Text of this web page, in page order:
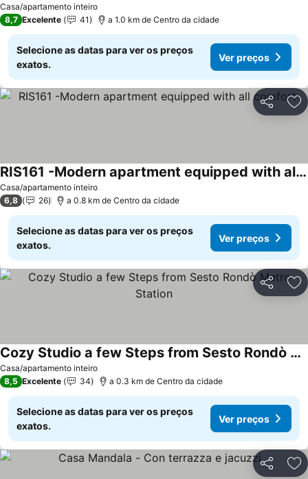
Casa/apartamento inteiro
8,7 Excelente 41 a 1.0 km de Centro da cidade
Selecione as datas para ver os preços
exatos.
Ver preços
Partilhar
Casa/apartamento inteiro
RIS161 -Modern apartment equipped with all comfort-
6,8 26 a 0.8 km de Centro da cidade
Selecione as datas para ver os preços
exatos.
Ver preços
Partilhar
Casa/apartamento inteiro
Cozy Studio a few Steps from Sesto Rondò Metro Station
8,5 Excelente 34 a 0.3 km de Centro da cidade
Selecione as datas para ver os preços
exatos.
Ver preços
Partilhar